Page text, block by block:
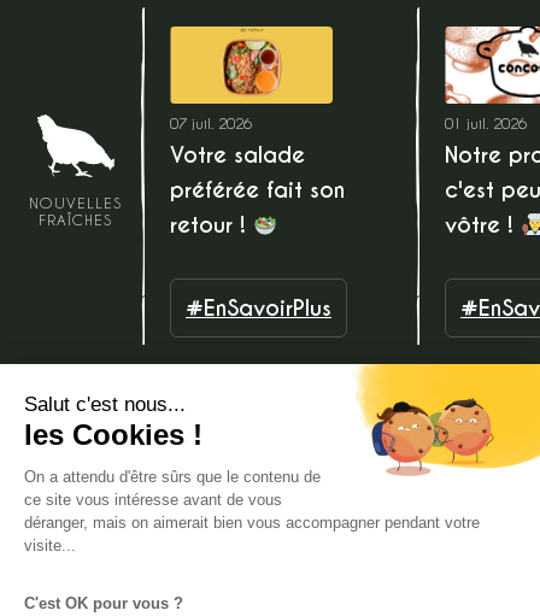
NOUVELLES
FRAÎCHES
07 juil. 2026
Votre salade
préférée fait son
retour !
#EnSavoirPlus
01 juil. 2026
Notre
c'est
vôtre !